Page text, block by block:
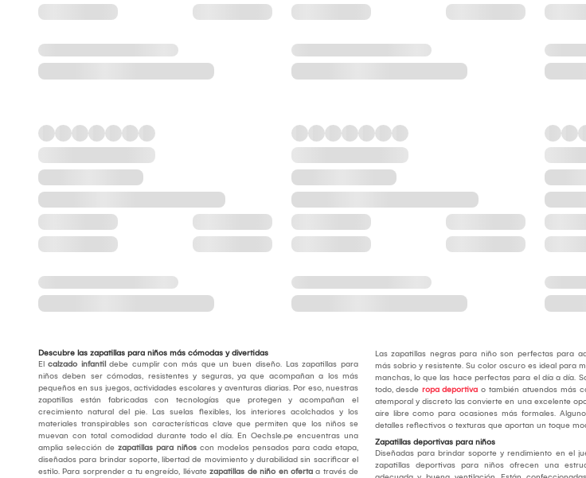
Descubre las zapatillas para niños más cómodas y divertidas
El calzado infantil debe cumplir con más que un buen diseño. Las zapatillas para
niños deben ser cómodas, resistentes y seguras, ya que acompañan a los más
pequeños en sus juegos, actividades escolares y aventuras diarias. Por eso, nuestras
zapatillas están fabricadas con tecnologías que protegen y acompañan el
crecimiento natural del pie. Las suelas flexibles, los interiores acolchados y los
materiales transpirables son características clave que permiten que los niños se
muevan con total comodidad durante todo el día. En Oechsle.pe encuentras una
amplia selección de zapatillas para niños con modelos pensados para cada etapa,
diseñados para brindar soporte, libertad de movimiento y durabilidad sin sacrificar el
estilo. Para sorprender a tu engreído, llévate zapatillas de niño en oferta a través de
Las zapatillas negras para niño son perfectas para
más sobrio y resistente. Su color oscuro es ideal para
manchas, lo que las hace perfectas para el día a día.
todo, desde ropa deportivao también atuendos más
atemporal y discreto las convierte en una excelente
aire libre como para ocasiones más formales.
detalles reflectivos o texturas que aportan un toque
Zapatillas deportivas para niños
Diseñadas para brindar soporte y rendimiento en el
zapatillas deportivas para niños ofrecen una